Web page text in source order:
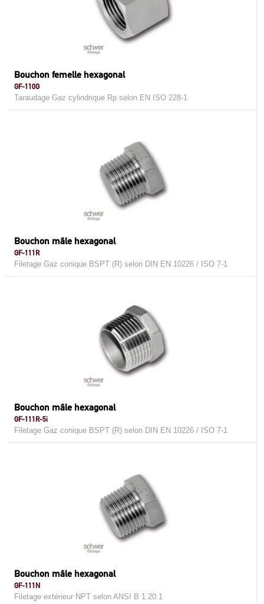
Bouchon femelle hexagonal
GF-110G
Taraudage Gaz cylindrique Rp selon EN ISO 228-1
Bouchon mâle hexagonal
GF-111R
Filetage Gaz conique BSPT (R) selon DIN EN 10226 / ISO 7-1
Bouchon mâle hexagonal
GF-111R-5i
Filetage Gaz conique BSPT (R) selon DIN EN 10226 / ISO 7-1
Bouchon mâle hexagonal
GF-111N
Filetage extérieur NPT selon ANSI B 1.20.1